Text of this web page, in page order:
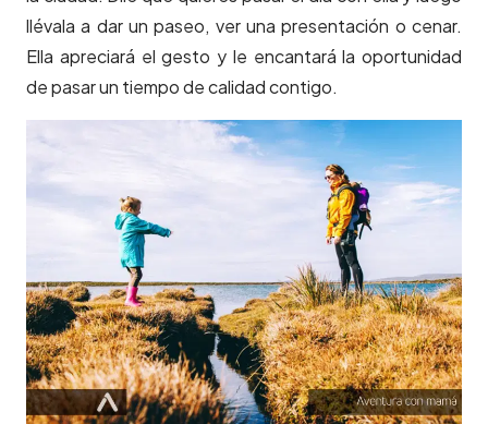
llévala a dar un paseo, ver una presentación o cenar.
Ella apreciará el gesto y le encantará la oportunidad
de pasar un tiempo de calidad contigo.